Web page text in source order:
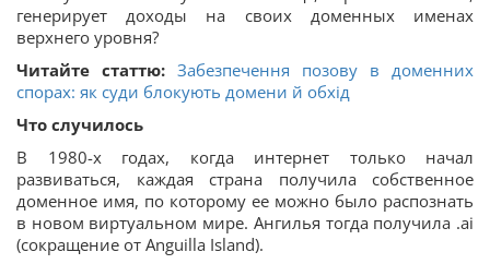
генерирует доходы на своих доменных именах
верхнего уровня?
Читайте статтю: Забезпечення позову в доменних
спорах: як суди блокують домени й обхід
Что случилось
В 1980-х годах, когда интернет только начал
развиваться, каждая страна получила собственное
доменное имя, по которому ее можно было распознать
в новом виртуальном мире. Ангилья тогда получила .ai
(сокращение от Anguilla Island).